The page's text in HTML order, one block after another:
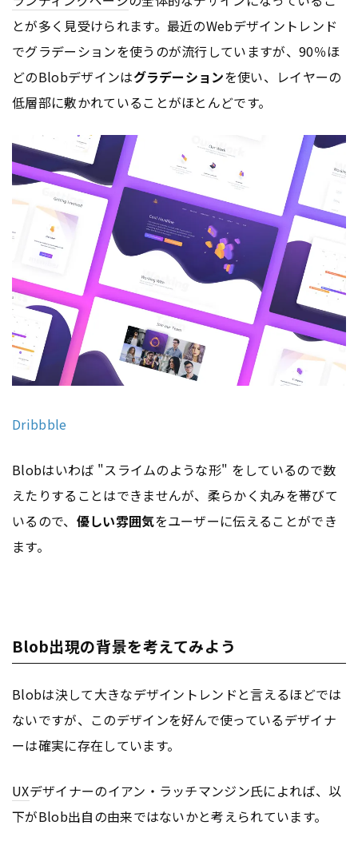
とが多く見受けられます。最近のWebデザイントレンド
でグラデーションを使うのが流行していますが、90％ほ
どのBlobデザインはグラデーションを使い、レイヤーの
低層部に敷かれていることがほとんどです。
Dribbble
Blobはいわば "スライムのような形" をしているので数
えたりすることはできませんが、柔らかく丸みを帯びて
いるので、 優しい雰囲気をユーザーに伝えることができ
ます。
Blob出現の背景を考えてみよう
Blobは決して大きなデザイントレンドと言えるほどでは
ないですが、このデザインを好んで使っているデザイナ
ーは確実に存在しています。
UXデザイナーのイアン・ラッチマンジン氏によれば、以
下がBlob出自の由来ではないかと考えられています。